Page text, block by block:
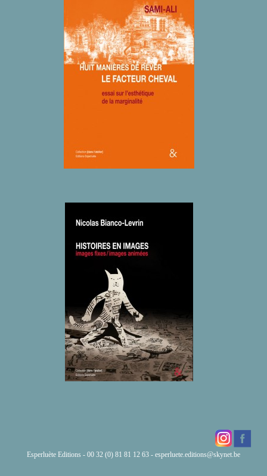
Esperluète Editions - 00 32 (0) 81 81 12 63 - esperluete.editions@skynet.be